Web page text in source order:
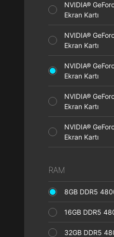
NVIDIA®
Ekran Kartı
NVIDIA®
Ekran Kartı
NVIDIA®
Ekran Kartı
NVIDIA®
Ekran Kartı
NVIDIA®
Ekran Kartı
RAM
8GB DDR5
16GB DDR5
32GB DDR5